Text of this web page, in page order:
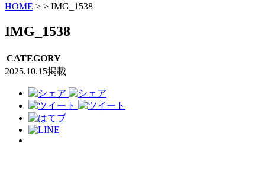
HOME > > IMG_1538
IMG_1538
CATEGORY
2025.10.15掲載